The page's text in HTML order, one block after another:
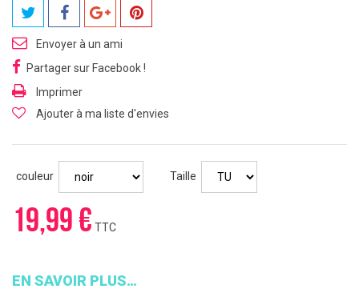
Envoyer à un ami
Partager sur Facebook !
Imprimer
Ajouter à ma liste d'envies
couleur Taille
19,99 € TTC
EN SAVOIR PLUS